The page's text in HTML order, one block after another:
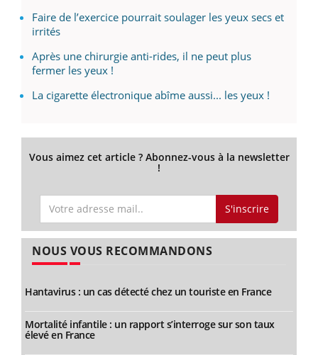
Faire de l’exercice pourrait soulager les yeux secs et
irrités
Après une chirurgie anti-rides, il ne peut plus
fermer les yeux !
La cigarette électronique abîme aussi... les yeux !
Vous aimez cet article ? Abonnez-vous à la newsletter
!
S'inscrire
NOUS VOUS RECOMMANDONS
Hantavirus : un cas détecté chez un touriste en France
Mortalité infantile : un rapport s’interroge sur son taux
élevé en France